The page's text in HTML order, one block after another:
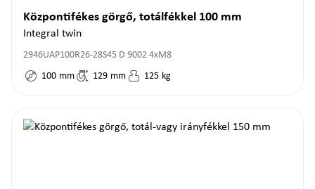
Központifékes görgő, totálfékkel 100 mm
Integral twin
2946UAP100R26-28S45 D 9002 4xM8
100 mm 129 mm 125 kg